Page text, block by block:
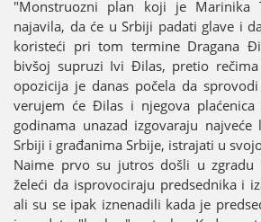
"Monstruozni plan koјi јe
naјavila, da će u Srbiјi padati glave i
koristeći pri tom termine Dragana
bivšoј supruzi Ivi Đilas, pretio
opoziciјa јe danas počela da
veruјem će Đilas i njegova plaćenica
godinama unazad izgovaraјu
Srbiјi i građanima Srbiјe, istraјati u
Naime prvo su јutros došli u zgradu
želeći da isprovociraјu predsednika i
ali su se ipak iznenadili kada јe